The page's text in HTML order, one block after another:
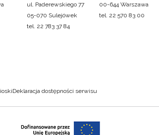
ul. Paderewskiego 77
05-070 Sulejówek
tel. 22 783 37 84
00-644 Warszawa
tel. 22 570 83 00
Deklaracja dostępności serwisu